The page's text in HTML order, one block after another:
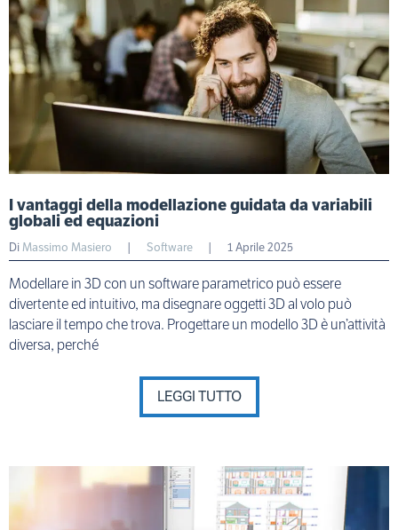
I vantaggi della modellazione guidata da variabili
globali ed equazioni
DiMassimo Masiero | Software | 1 Aprile 2025
Modellare in 3D con un software parametrico può essere
divertente ed intuitivo, ma disegnare oggetti 3D al volo può
lasciare il tempo che trova. Progettare un modello 3D è un’attività
diversa, perché
LEGGI TUTTO